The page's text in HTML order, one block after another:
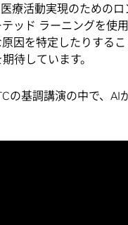
療活動実現のための
ッド ラーニングを使
因を特定したりする
待しています。
の基調講演の中で、